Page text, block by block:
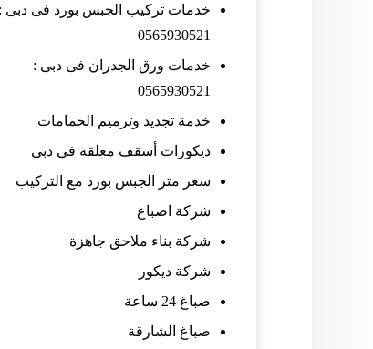
خدمات تركيب الجبس بورد فى دبى :
0565930521
خدمات ورق الجدران فى دبى :
0565930521
خدمة تجديد وترميم الحمامات
ديكورات أسقف معلقة فى دبى
سعر متر الجبس بورد مع التركيب
شركة اصباغ
شركة بناء ملاحق جاهزة
شركة ديكور
صباغ 24 ساعة
صباغ الشارقة